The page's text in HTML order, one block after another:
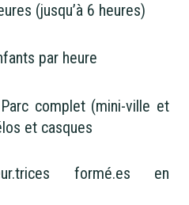
(jusqu’à 6 heures)
par heure
complet (mini-ville et
et casques
formé.es en